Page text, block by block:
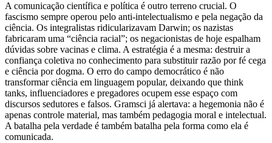
A comunicação científica e política é outro terreno crucial. O
fascismo sempre operou pelo anti-intelectualismo e pela negação da
ciência. Os integralistas ridicularizavam Darwin; os nazistas
fabricaram uma “ciência racial”; os negacionistas de hoje espalham
dúvidas sobre vacinas e clima. A estratégia é a mesma: destruir a
confiança coletiva no conhecimento para substituir razão por fé cega
e ciência por dogma. O erro do campo democrático é não
transformar ciência em linguagem popular, deixando que think
tanks, influenciadores e pregadores ocupem esse espaço com
discursos sedutores e falsos. Gramsci já alertava: a hegemonia não é
apenas controle material, mas também pedagogia moral e intelectual.
A batalha pela verdade é também batalha pela forma como ela é
comunicada.